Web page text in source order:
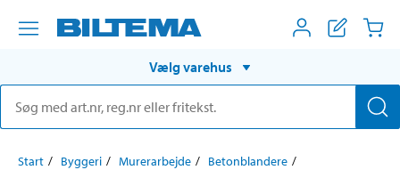
Vælg varehus
Start Byggeri Murerarbejde
Betonblandere